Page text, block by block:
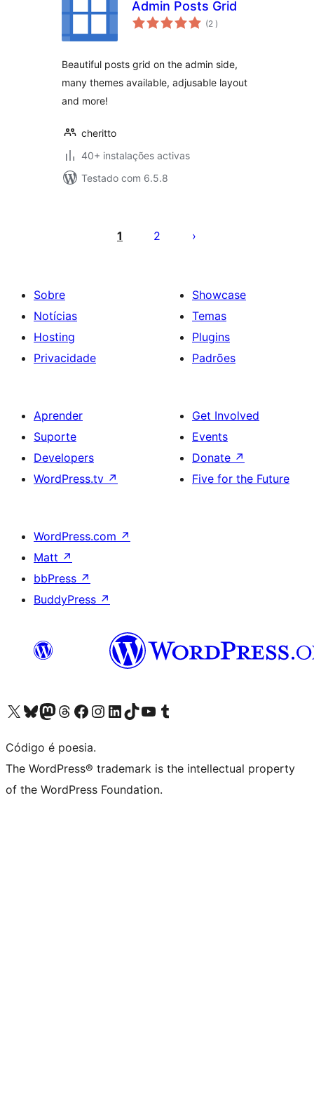
Admin Posts Grid
(2 classificações
)
Beautiful posts grid on the admin side,
many themes available, adjusable layout
and more!
cheritto
40+ instalações activas
Testado com 6.5.8
1 2
Sobre
Notícias
Hosting
Privacidade
Showcase
Temas
Plugins
Padrões
Aprender
Suporte
Developers
WordPress.tv ↗
Get Involved
Events
Donate ↗
Five for the Future
WordPress.com ↗
Matt ↗
bbPress ↗
BuddyPress ↗
Visite a nossa conta X (antigo Twitter)
Visit our Bluesky account
Visit our Mastodon account
Visit our Threads account
Visite a nossa página do Facebook
Visite a nossa conta no Instagram
Visite a nossa conta no LinkedIn
Visit our TikTok account
Visit our YouTube channel
Visit our Tumblr account
Código é poesia.
The WordPress® trademark is the intellectual property
of the WordPress Foundation.